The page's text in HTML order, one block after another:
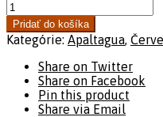
Pridať do košíka
Kategórie: Apaltagua,
Share on Twitter
Share on Facebook
Pin this product
Share via Email